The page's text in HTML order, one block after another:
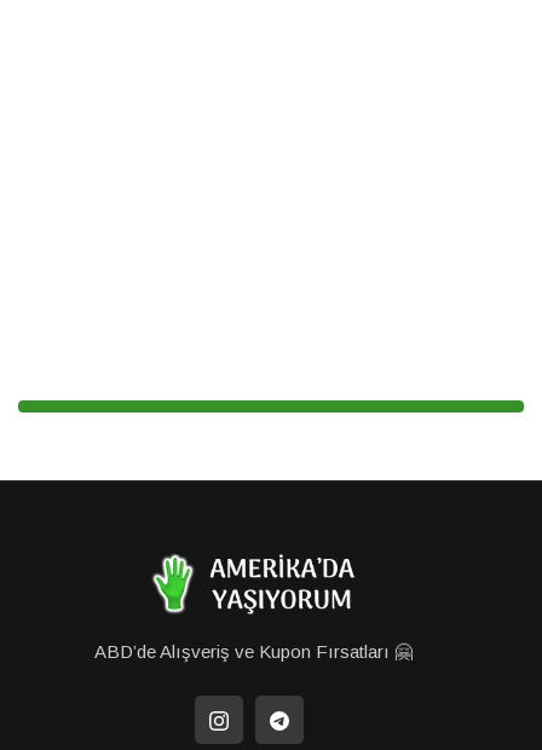
ABD’de Alışveriş ve Kupon Fırsatları 🤗